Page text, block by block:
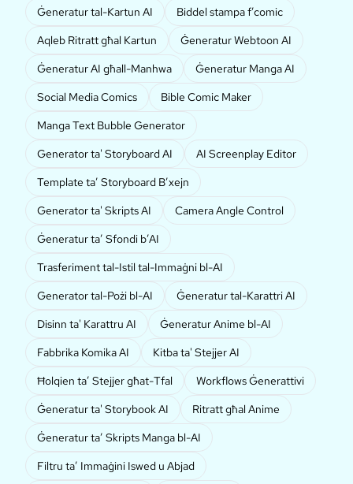
Ġeneratur tal-Kartun AI
Biddel stampa f’comic
Aqleb Ritratt għal Kartun
Ġeneratur Webtoon AI
Ġeneratur AI għall-Manhwa
Ġeneratur Manga AI
Social Media Comics
Bible Comic Maker
Manga Text Bubble Generator
Generator ta' Storyboard AI
AI Screenplay Editor
Template ta’ Storyboard B’xejn
Generator ta' Skripts AI
Camera Angle Control
Ġeneratur ta’ Sfondi b’AI
Trasferiment tal-Istil tal-Immaġni bl-AI
Generator tal-Pożi bl-AI
Ġeneratur tal-Karattri AI
Disinn ta' Karattru AI
Ġeneratur Anime bl-AI
Fabbrika Komika AI
Kitba ta' Stejjer AI
Ħolqien ta’ Stejjer għat-Tfal
Workflows Ġenerattivi
Ġeneratur ta' Storybook AI
Ritratt għal Anime
Ġeneratur ta’ Skripts Manga bl-AI
Filtru ta’ Immaġini Iswed u Abjad